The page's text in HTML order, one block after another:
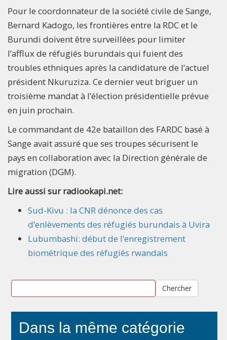
Pour le coordonnateur de la société civile de Sange,
Bernard Kadogo, les frontières entre la RDC et le
Burundi doivent être surveillées pour limiter
l’afflux de réfugiés burundais qui fuient des
troubles ethniques après la candidature de l’actuel
président Nkuruziza. Ce dernier veut briguer un
troisième mandat à l’élection présidentielle prévue
en juin prochain.
Le commandant de 42e bataillon des FARDC basé à
Sange avait assuré que ses troupes sécurisent le
pays en collaboration avec la Direction générale de
migration (DGM).
Lire aussi sur radiookapi.net:
Sud-Kivu : la CNR dénonce des cas
d’enlèvements des réfugiés burundais à Uvira
Lubumbashi: début de l’enregistrement
biométrique des réfugiés rwandais
Chercher
Dans la même catégorie